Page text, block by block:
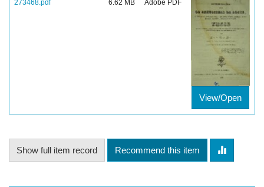
273468.pdf 6.62 MB Adobe PDF
View/Open
Show full item record Recommend this item